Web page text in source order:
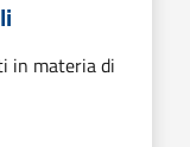
in materia di